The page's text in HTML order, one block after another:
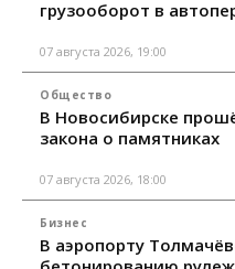
грузооборот в
07 августа 2026, 19:00
Общество
В Новосибирске
закона о памятниках
07 августа 2026, 18:00
Бизнес
В аэропорту